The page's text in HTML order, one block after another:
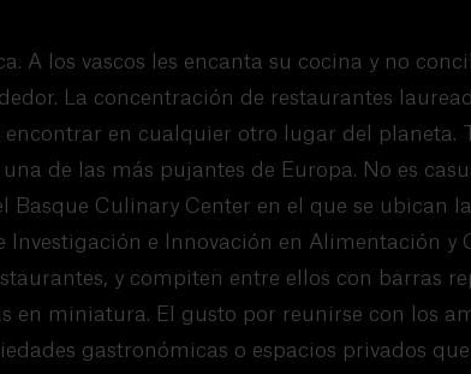
A los vascos les encanta su cocina y no
La concentración de restaurantes
encontrar en cualquier otro lugar del planeta.
de las más pujantes de Europa. No es
Basque Culinary Center en el que se ubican
e Innovación en Alimentación y
y compiten entre ellos con barras
en miniatura. El gusto por reunirse con los
gastronómicas o espacios privados